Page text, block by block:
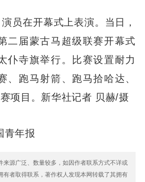
在开幕式上表演。当日，
二届蒙古马超级联赛开幕式
仆寺旗举行。比赛设置耐力
、跑马射箭、跑马拾哈达、
项目。新华社记者 贝赫/摄
年报
来源广泛、数量较多，如因作者联系方式不详或
有者取得联系，著作权人发现本网转载了其拥有